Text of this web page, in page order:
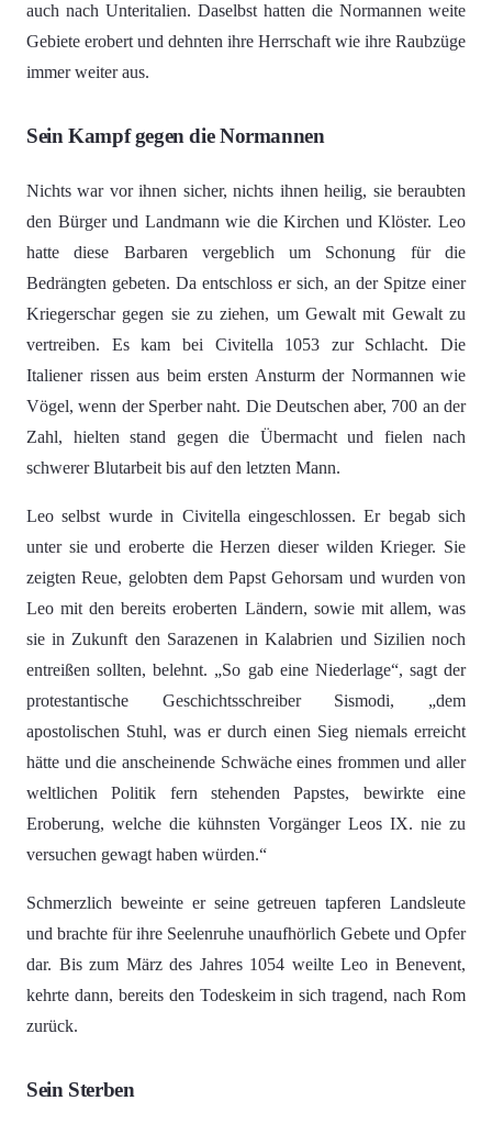
auch nach Unteritalien. Daselbst hatten die Normannen weite
Gebiete erobert und dehnten ihre Herrschaft wie ihre Raubzüge
immer weiter aus.
Sein Kampf gegen die Normannen
Nichts war vor ihnen sicher, nichts ihnen heilig, sie beraubten
den Bürger und Landmann wie die Kirchen und Klöster. Leo
hatte diese Barbaren vergeblich um Schonung für die
Bedrängten gebeten. Da entschloss er sich, an der Spitze einer
Kriegerschar gegen sie zu ziehen, um Gewalt mit Gewalt zu
vertreiben. Es kam bei Civitella 1053 zur Schlacht. Die
Italiener rissen aus beim ersten Ansturm der Normannen wie
Vögel, wenn der Sperber naht. Die Deutschen aber, 700 an der
Zahl, hielten stand gegen die Übermacht und fielen nach
schwerer Blutarbeit bis auf den letzten Mann.
Leo selbst wurde in Civitella eingeschlossen. Er begab sich
unter sie und eroberte die Herzen dieser wilden Krieger. Sie
zeigten Reue, gelobten dem Papst Gehorsam und wurden von
Leo mit den bereits eroberten Ländern, sowie mit allem, was
sie in Zukunft den Sarazenen in Kalabrien und Sizilien noch
entreißen sollten, belehnt. „So gab eine Niederlage“, sagt der
protestantische Geschichtsschreiber Sismodi, „dem
apostolischen Stuhl, was er durch einen Sieg niemals erreicht
hätte und die anscheinende Schwäche eines frommen und aller
weltlichen Politik fern stehenden Papstes, bewirkte eine
Eroberung, welche die kühnsten Vorgänger Leos IX. nie zu
versuchen gewagt haben würden.“
Schmerzlich beweinte er seine getreuen tapferen Landsleute
und brachte für ihre Seelenruhe unaufhörlich Gebete und Opfer
dar. Bis zum März des Jahres 1054 weilte Leo in Benevent,
kehrte dann, bereits den Todeskeim in sich tragend, nach Rom
zurück.
Sein Sterben